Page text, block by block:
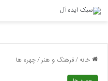
خانه/فرهنگ و هنر/چهره ها